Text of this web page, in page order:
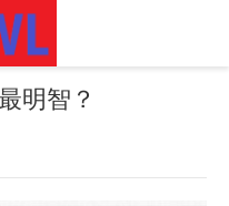
明智？